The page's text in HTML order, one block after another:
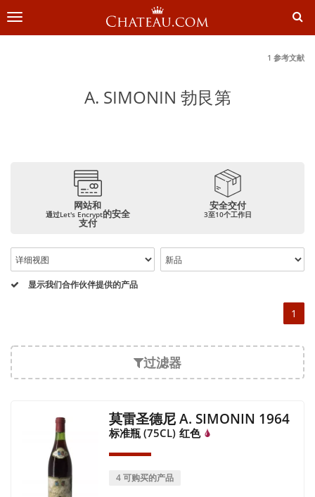
切
导
1 参考文献
A. SIMONIN 勃艮第
网站和
通过Let's Encrypt的安全
支付
安全交付
3至10个工作日
显示我们合作伙伴提供的产品
1
过滤器
莫雷圣德尼 A. SIMONIN 1964
标准瓶 (75CL) 红色
4 可购买的产品